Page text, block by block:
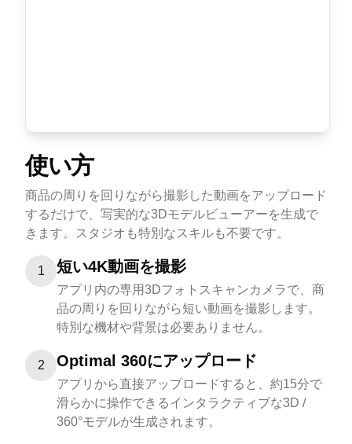
使い方
商品の周りを回りながら撮影した動画をアップロード
するだけで、写実的な3Dモデルビューアーを生成で
きます。スタジオも特別なスキルも不要です。
1 短い4K動画を撮影
アプリ内の専用3Dフォトスキャンカメラで、商
品の周りを回りながら短い動画を撮影します。
特別な機材や背景は必要ありません。
2 Optimal 360にアップロード
アプリから直接アップロードすると、約15分で
滑らかに操作できるインタラクティブな3D /
360°モデルが生成されます。